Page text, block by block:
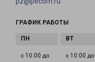
ГРАФИК РАБОТЫ
с 10:00 до
с 10:00 до